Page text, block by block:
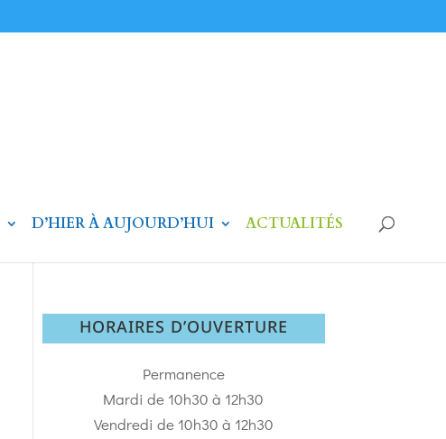
D’HIER À AUJOURD’HUI ACTUALITÉS
HORAIRES D’OUVERTURE
Permanence
Mardi de 10h30 à 12h30
Vendredi de 10h30 à 12h30